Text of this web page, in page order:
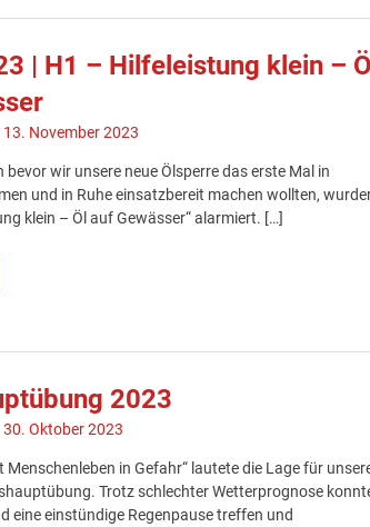
| H1 – Hilfeleistung klein – Öl
13. November 2023
bevor wir unsere neue Ölsperre das erste Mal in
und in Ruhe einsatzbereit machen wollten,
klein – Öl auf Gewässer“ alarmiert. […]
2023
30. Oktober 2023
Menschenleben in Gefahr“ lautete die Lage für
Trotz schlechter Wetterprognose
eine einstündige Regenpause treffen und